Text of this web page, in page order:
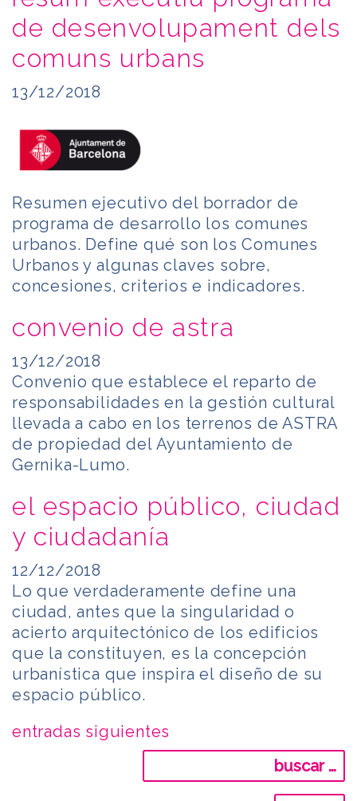
de desenvolupament dels
comuns urbans
13/12/2018
Resumen ejecutivo del borrador de
programa de desarrollo los comunes
urbanos. Define qué son los Comunes
Urbanos y algunas claves sobre,
concesiones, criterios e indicadores.
convenio de astra
13/12/2018
Convenio que establece el reparto de
responsabilidades en la gestión cultural
llevada a cabo en los terrenos de ASTRA
de propiedad del Ayuntamiento de
Gernika-Lumo.
el espacio público, ciudad
y ciudadanía
12/12/2018
Lo que verdaderamente define una
ciudad, antes que la singularidad o
acierto arquitectónico de los edificios
que la constituyen, es la concepción
urbanística que inspira el diseño de su
espacio público.
navegación
entradas siguientes